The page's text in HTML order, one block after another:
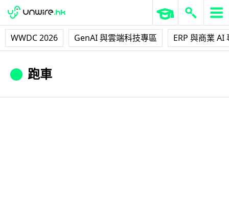
WWDC 2026 GenAI 與雲端科技專區 ERP 與商業 AI
跑車